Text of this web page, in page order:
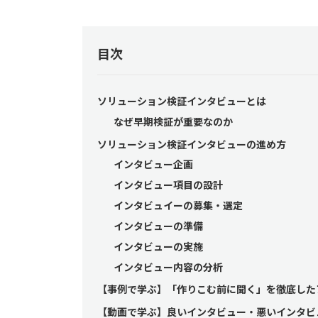
目次
ソリューション検証インタビューとは
なぜ早期検証が重要なのか
ソリューション検証インタビューの進め方
インタビュー企画
インタビュー項目の設計
インタビュイーの募集・選定
インタビューの準備
インタビューの実施
インタビュー内容の分析
【事例で学ぶ】「作りこむ前に聞く」を徹底し
【動画で学ぶ】良いインタビュー・悪いインタ